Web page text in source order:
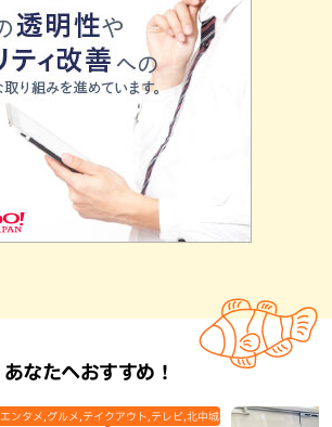
あなたへおすすめ！
エンタメ,グルメ,テイクアウト,テレビ,北中城村,和食・日本料理,地